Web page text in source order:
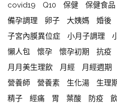
covid19 Q10 保健 保健食品
備孕調理
卵子 大姨媽 婚後
子宮內膜異位症
小月子調理
懶人包
懷孕 懷孕初期 抗疫
月月美生理飲
月經 月經週期
營養師
營養素 生化湯 生理
精子
經痛 胃 葉酸 防疫